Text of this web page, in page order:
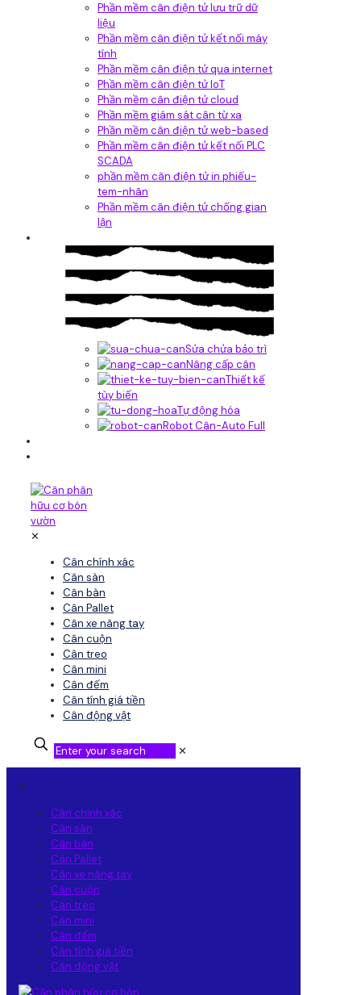
Phần mềm cân điện tử lưu trữ dữ
liệu
Phần mềm cân điện tử kết nối máy
tính
Phần mềm cân điện tử qua internet
Phần mềm cân điện tử IoT
Phần mềm cân điện tử cloud
Phần mềm giám sát cân từ xa
Phần mềm cân điện tử web-based
Phần mềm cân điện tử kết nối PLC
SCADA
phần mềm cân điện tử in phiếu-
tem-nhãn
Phần mềm cân điện tử chống gian
lận
Sửa chửa bảo trì
Nâng cấp cân
Thiết kế
tùy biến
Tự động hóa
Robot Cân-Auto Full
✕
Cân chính xác
Cân sàn
Cân bàn
Cân Pallet
Cân xe nâng tay
Cân cuộn
Cân treo
Cân mini
Cân đếm
Cân tính giá tiền
Cân động vật
✕
✕
Cân chính xác
Cân sàn
Cân bàn
Cân Pallet
Cân xe nâng tay
Cân cuộn
Cân treo
Cân mini
Cân đếm
Cân tính giá tiền
Cân động vật